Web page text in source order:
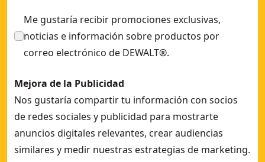
Me gustaría recibir promociones exclusivas,
noticias e información sobre productos por
correo electrónico de DEWALT®.
Mejora de la Publicidad
Nos gustaría compartir tu información con socios
de redes sociales y publicidad para mostrarte
anuncios digitales relevantes, crear audiencias
similares y medir nuestras estrategias de marketing.